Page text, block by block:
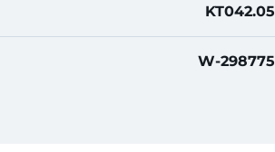
KT042.05
W-298775